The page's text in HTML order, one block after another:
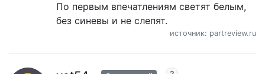
По первым впечатлениям светят белым,
без синевы и не слепят.
источник: partreview.ru